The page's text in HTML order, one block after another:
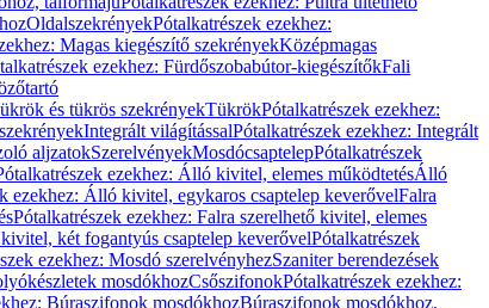
OldalszekrényekPótalkatrészek ezekhez:
Magas kiegészítő szekrényekKözépmagas
ezekhez: Fürdőszobabútor-kiegészítőkFali
és tükrös szekrényekTükrökPótalkatrészek ezekhez:
Integrált világítássalPótalkatrészek ezekhez: Integrált
aljzatokSzerelvényekMosdócsaptelepPótalkatrészek
ezekhez: Álló kivitel, elemes működtetésÁlló
ezekhez: Álló kivitel, egykaros csaptelep keverővelFalra
Pótalkatrészek ezekhez: Falra szerelhető kivitel, elemes
két fogantyús csaptelep keverővelPótalkatrészek
ezekhez: Mosdó szerelvényhezSzaniter berendezések
mosdókhozCsőszifonokPótalkatrészek ezekhez:
Búraszifonok mosdókhozBúraszifonok mosdókhoz,